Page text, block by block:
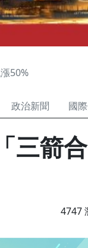
50%
政治新聞 國
三箭
4747